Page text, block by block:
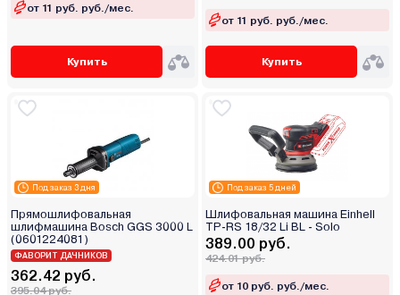
от 11 руб. руб./мес.
Купить
от 11 руб. руб./мес.
Купить
Под заказ 3 дня
Прямошлифовальная
шлифмашина Bosch GGS 3000 L
(0601224081)
ФАВОРИТ ДАЧНИКОВ
362.42 руб.
395.04 руб.
Под заказ 5 дней
Шлифовальная машина Einhell
TP-RS 18/32 Li BL - Solo
389.00 руб.
424.01 руб.
от 10 руб. руб./мес.